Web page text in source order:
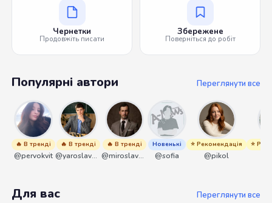
Чернетки
Продовжіть писати
Збережене
Поверніться до робіт
Популярні автори Переглянути все
🔥 В тренді
@pervokvit
🔥 В тренді
@yaroslavbrunko
🔥 В тренді
@miroslavmaniyk
Новенькі
@sofia
⭐ Рекомендація
@pikol
⭐
Для вас Переглянути все